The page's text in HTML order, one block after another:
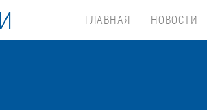
ГЛАВНАЯ НОВОСТИ